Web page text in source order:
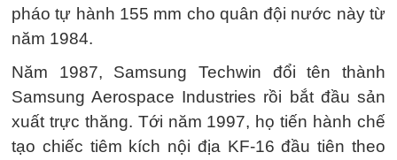
pháo tự hành 155 mm cho quân đội nước này từ
năm 1984.
Năm 1987, Samsung Techwin đổi tên thành
Samsung Aerospace Industries rồi bắt đầu sản
xuất trực thăng. Tới năm 1997, họ tiến hành chế
tạo chiếc tiêm kích nội địa KF-16 đầu tiên theo